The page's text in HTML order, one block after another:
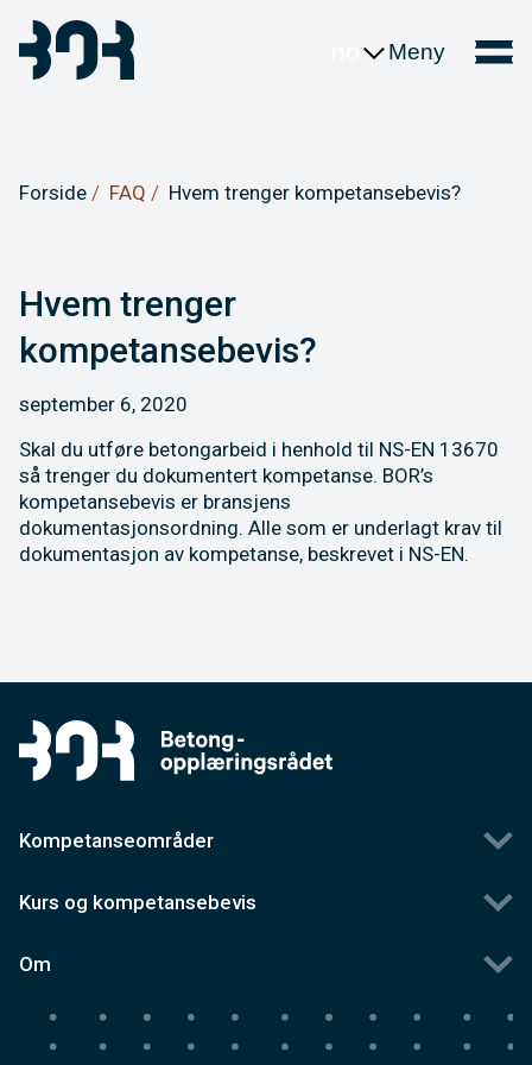
Meny
Forside FAQ Hvem trenger kompetansebevis?
Hvem trenger
kompetansebevis?
september 6, 2020
Skal du utføre betongarbeid i henhold til NS-EN 13670
så trenger du dokumentert kompetanse. BOR’s
kompetansebevis er bransjens
dokumentasjonsordning. Alle som er underlagt krav til
dokumentasjon av kompetanse, beskrevet i NS-EN.
Kompetanseområder
Kurs og kompetansebevis
Om